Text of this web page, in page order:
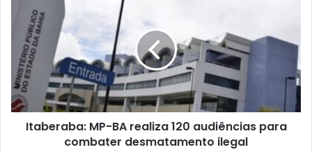
realiza
120
audiências
para
combater
desmatamento
ilegalItaberaba: MP-BA realiza 120 audiências para
combater desmatamento ilegal